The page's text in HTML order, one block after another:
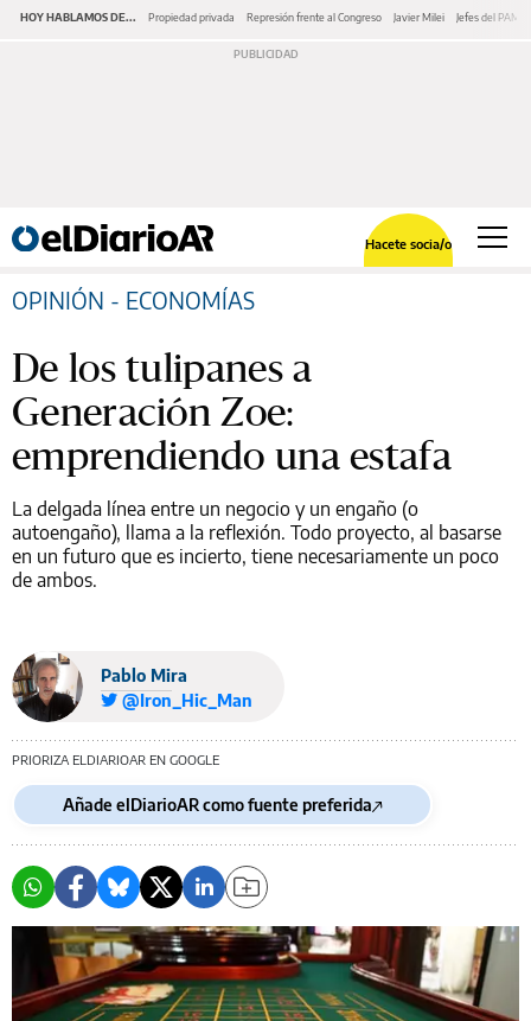
HOY HABLAMOS DE... Propiedad privada Represión frente al Congreso Javier Milei Jefes del PAMI
Hacete socia/o
OPINIÓN - ECONOMÍAS
De los tulipanes a
Generación Zoe:
emprendiendo una estafa
La delgada línea entre un negocio y un engaño (o
autoengaño), llama a la reflexión. Todo proyecto, al basarse
en un futuro que es incierto, tiene necesariamente un poco
de ambos.
Pablo Mira
@Iron_Hic_Man
PRIORIZA ELDIARIOAR EN GOOGLE
Añade elDiarioAR como fuente preferida